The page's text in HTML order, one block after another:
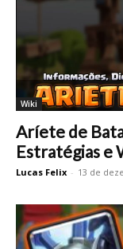
Wiki
Aríete de
Estratégias e
Lucas Felix - 13 de